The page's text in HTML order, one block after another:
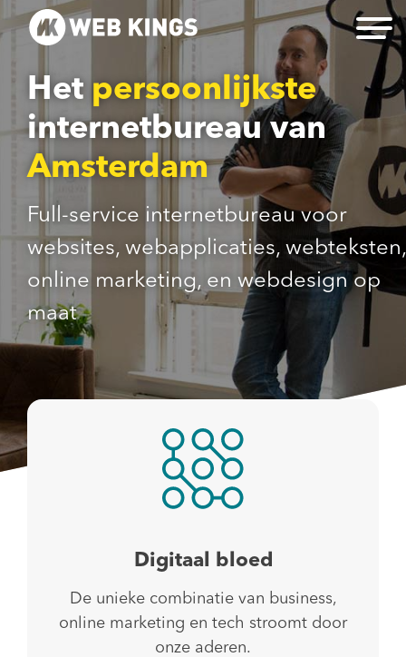
Het persoonlijkste
internetbureau van
Amsterdam
Full-service internetbureau voor
websites, webapplicaties, webteksten,
online marketing, en webdesign op
maat
Digitaal bloed
De unieke combinatie van business,
online marketing en tech stroomt door
onze aderen.